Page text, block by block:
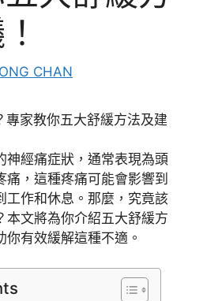
CHAN
神經痛症狀，通常表現為頭
，這種疼痛可能會影響到
工作和休息。那麼，究竟該
本文將為你介紹五大舒緩方
有效緩解這種不適。